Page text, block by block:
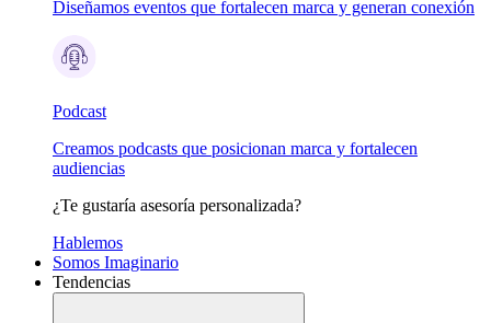
Diseñamos eventos que fortalecen marca y generan conexión
Podcast
Creamos podcasts que posicionan marca y fortalecen
audiencias
¿Te gustaría asesoría personalizada?
Hablemos
Somos Imaginario
Tendencias